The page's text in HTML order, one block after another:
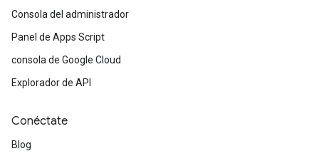
Consola del administrador
Panel de Apps Script
consola de Google Cloud
Explorador de API
Conéctate
Blog